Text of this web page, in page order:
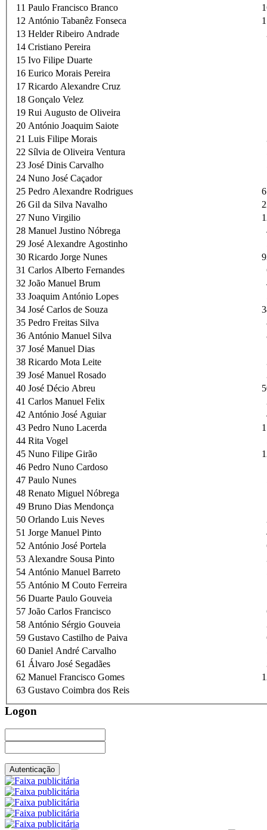
11 Paulo Francisco Branco
12 António Tabanêz Fonseca
13 Helder Ribeiro Andrade
14 Cristiano Pereira
15 Ivo Filipe Duarte
16 Eurico Morais Pereira
17 Ricardo Alexandre Cruz
18 Gonçalo Velez
19 Rui Augusto de Oliveira
20 António Joaquim Saiote
21 Luis Filipe Morais
22 Sílvia de Oliveira Ventura
23 José Dinis Carvalho
24
Nuno José Caçador
25 Pedro Alexandre Rodrigues
26 Gil da Silva Navalho
27 Nuno Virgilio
28 Manuel Justino Nóbrega
29
José Alexandre Agostinho
30 Ricardo Jorge Nunes
31 Carlos Alberto Fernandes
32 João Manuel Brum
33 Joaquim António Lopes
34 José Carlos de Souza
35 Pedro Freitas Silva
36 António Manuel Silva
37 José Manuel Dias
38 Ricardo Mota Leite
39 José Manuel Rosado
40 José Décio Abreu
41 Carlos Manuel Felix
42 António José Aguiar
43 Pedro Nuno Lacerda
44 Rita Vogel
45 Nuno Filipe Girão
46 Pedro Nuno Cardoso
47 Paulo Nunes
48 Renato Miguel Nóbrega
49 Bruno Dias Mendonça
50 Orlando Luis Neves
51 Jorge Manuel Pinto
52 António José Portela
53
Alexandre Sousa Pinto
54 António Manuel Barreto
55 António M Couto Ferreira
56 Duarte Paulo Gouveia
57 João Carlos Francisco
58 António Sérgio Gouveia
59 Gustavo Castilho de Paiva
60 Daniel André Carvalho
61 Álvaro José Segadães
62 Manuel Francisco Gomes
63 Gustavo Coimbra dos Reis
Logon